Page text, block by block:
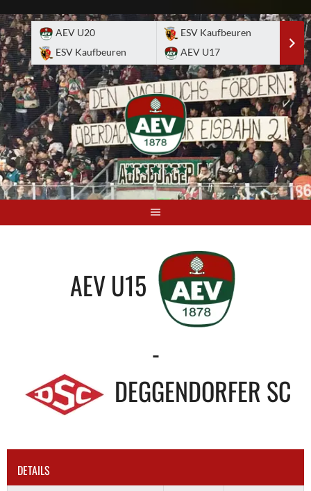
to
content
AEV U20
ESV Kaufbeuren
ESV Kaufbeuren
AEV U17
AEV U15
-
DEGGENDORFER SC
DETAILS